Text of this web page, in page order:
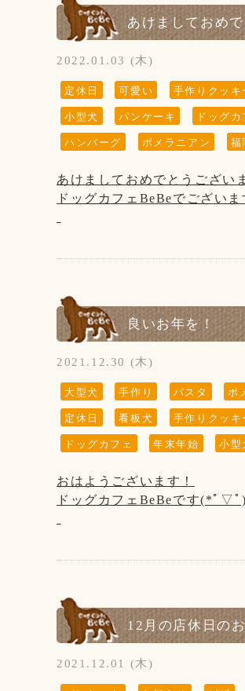
※大変残念なお知らせですが、
当店の看板犬のsunちゃん(ポ
2021年2月19日に13歳で虹の
ホームページやFacebookなど
私共としては大切な家族で、
ホームページなどの画面から
『 当店は、看板犬と遊んだ
了承下さいませ』
【お願い】
ドッグランはわんちゃんの遊
お子様の遊ぶ所ではございま
サッカー・キャッチボール・
保護者の方はわんちゃんだけ
【新型コロナウイルス感染防
す。
◆テイクアウトもございます
あけましておめ
2022.01.03 (木)
定休日 可愛い 手作りクッキ
小型犬 パンケーキ ドッグカ
ハンバーグ ポメラニアン 福
あけましておめでとうござい
ドッグカフェBeBeでござい
【1月の店休日】
1日、2日と
第3水曜日の19日です。
(↓こちらのお知らせは知らな
当店の看板犬のsunちゃん(ポ
2021年2月19日に13歳で虹の
sunちゃんを消すという事は出
大変申し訳ございません。ご
良いお年を！
2021.12.30 (木)
大型犬 手作り パスタ ポ
定休日 看板犬 手作りクッキ
ドッグカフェ 年末年始 小型
おはようございます！
ドッグカフェBeBeです(*ﾟ▽ﾟ
今年もコロナに振り回された
ご愛顧頂きありがとうござい
新年は3日(月)11:00～通常営
12月の店休日の
2021.12.01 (木)